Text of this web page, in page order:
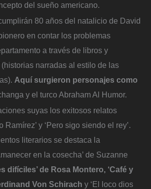
del sueño americano.
80 años del natalicio de David
en contar los problemas
a través de libros y
(historias narradas al estilo de las
Aquí surgieron personajes como
y el turco Abraham Al Humor.
suyas los exitosos relatos
Ramírez’ y ‘Pero sigo siendo el rey’.
literarios se destaca la
en la cosecha’ de Suzanne
difíciles’ de Rosa Montero, ‘Café y
Von Schirach y ‘El loco dios